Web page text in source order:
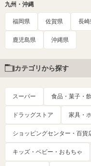
九州・沖縄
福岡県 佐賀県 長
鹿児島県 沖縄県
カテゴリから探す
スーパー 食品・菓子・
ドラッグストア 家具・
ショッピングセンター・百貨
キッズ・ベビー・おもちゃ